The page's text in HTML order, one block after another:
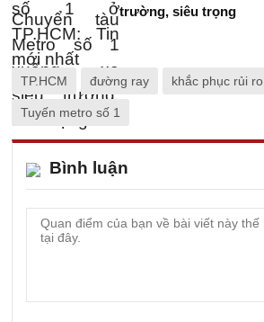
trường, siêu trọng
TP.HCM đường ray khắc phục rủi ro
Tuyến metro số 1
Bình luận